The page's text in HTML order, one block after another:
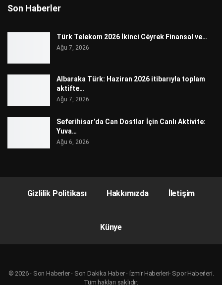
Son Haberler
Türk Telekom 2026 İkinci Céyrek Finansal ve…
Ağu 7, 2026
Albaraka Türk: Haziran 2026 itibarıyla toplam
aktifte…
Ağu 7, 2026
Seferihisar’da Can Dostlar İçin Canlı Aktivite:
Yuva…
Ağu 6, 2026
Gizlilik Politikası Hakkımızda İletişim
Künye
© 2026 - Son Haberler - Son Dakika Haber - İzmir Haberleri- Spor Haberleri.
Tüm hakları saklıdır.